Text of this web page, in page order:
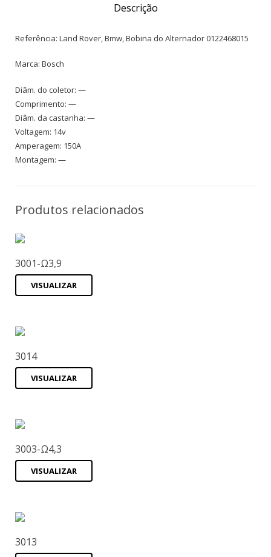
Descrição
Referência: Land Rover, Bmw, Bobina do Alternador 0122468015
Marca: Bosch
Diâm. do coletor: —
Comprimento: —
Diâm. da castanha: —
Voltagem: 14v
Amperagem: 150A
Montagem: —
Produtos relacionados
3001-Ω3,9
VISUALIZAR
3014
VISUALIZAR
3003-Ω4,3
VISUALIZAR
3013